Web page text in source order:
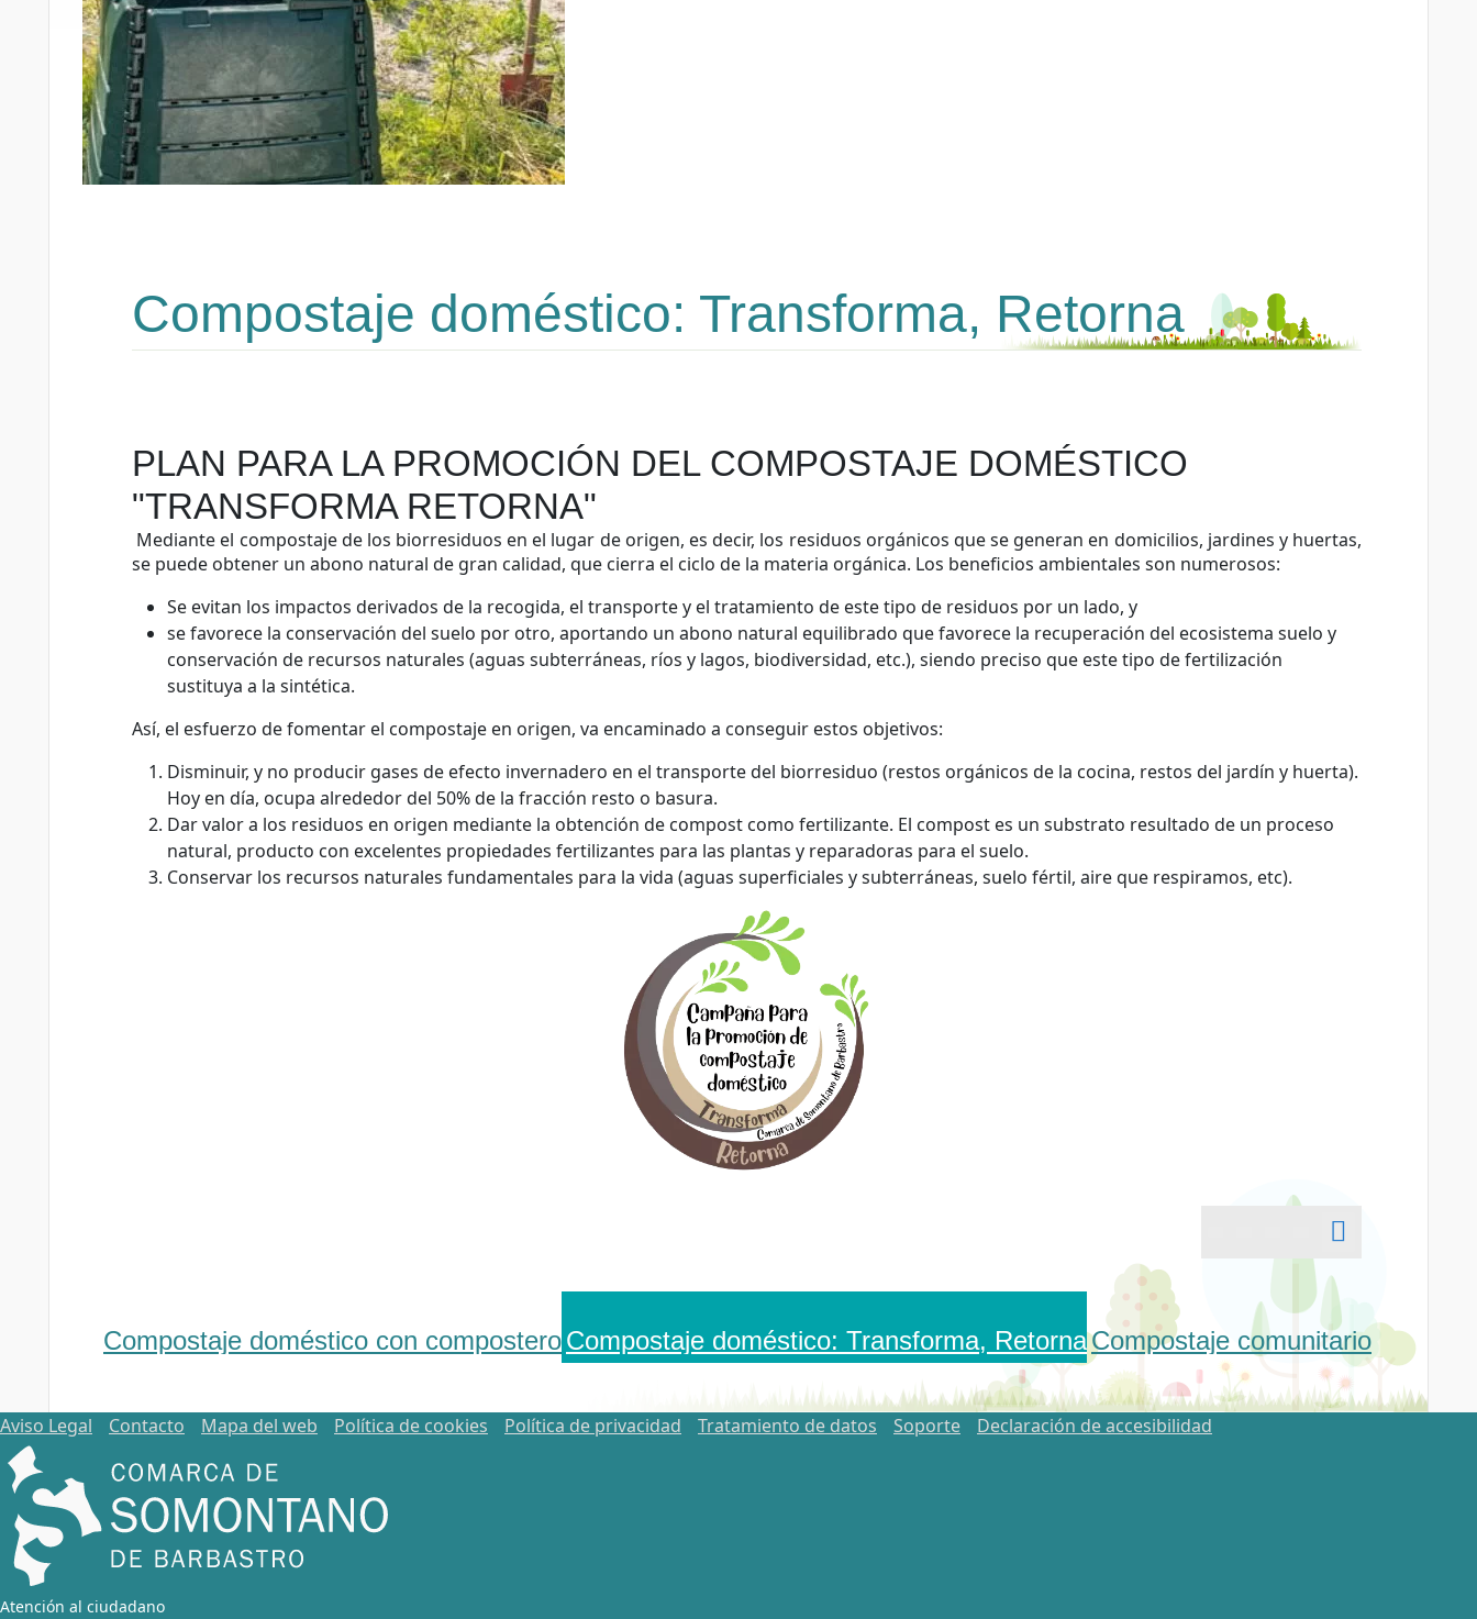
Compostaje doméstico: Transforma, Retorna
PLAN PARA LA PROMOCIÓN DEL COMPOSTAJE DOMÉSTICO
"TRANSFORMA RETORNA"
Mediante el compostaje de los biorresiduos en el lugar de origen, es decir, los residuos orgánicos que se generan en domicilios, jardines y huertas,
se puede obtener un abono natural de gran calidad, que cierra el ciclo de la materia orgánica. Los beneficios ambientales son numerosos:
Se evitan los impactos derivados de la recogida, el transporte y el tratamiento de este tipo de residuos por un lado, y
se favorece la conservación del suelo por otro, aportando un abono natural equilibrado que favorece la recuperación del ecosistema suelo y
conservación de recursos naturales (aguas subterráneas, ríos y lagos, biodiversidad, etc.), siendo preciso que este tipo de fertilización
sustituya a la sintética.
Así, el esfuerzo de fomentar el compostaje en origen, va encaminado a conseguir estos objetivos:
Disminuir, y no producir gases de efecto invernadero en el transporte del biorresiduo (restos orgánicos de la cocina, restos del jardín y huerta).
Hoy en día, ocupa alrededor del 50% de la fracción resto o basura.
Dar valor a los residuos en origen mediante la obtención de compost como fertilizante. El compost es un substrato resultado de un proceso
natural, producto con excelentes propiedades fertilizantes para las plantas y reparadoras para el suelo.
Conservar los recursos naturales fundamentales para la vida (aguas superficiales y subterráneas, suelo fértil, aire que respiramos, etc).
Compostaje doméstico con composteroCompostaje doméstico: Transforma, RetornaCompostaje comunitario
Aviso Legal Contacto Mapa del web Política de cookies Política de privacidad Tratamiento de datos Soporte Declaración de accesibilidad
Atención al ciudadano